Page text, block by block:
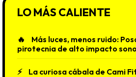
LO MÁS CALIENTE
Más luces, menos ruido:
pirotecnia de alto impacto
La curiosa cábala de Cami